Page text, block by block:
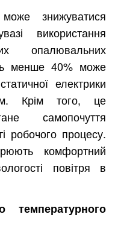
знижуватися
використання
опалювальних
менше 40% може
електрики
Крім того, це
самопочуття
робочого процесу.
комфортний
повітря в
температурного